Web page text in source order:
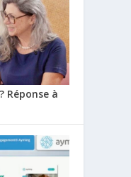
Réponse à